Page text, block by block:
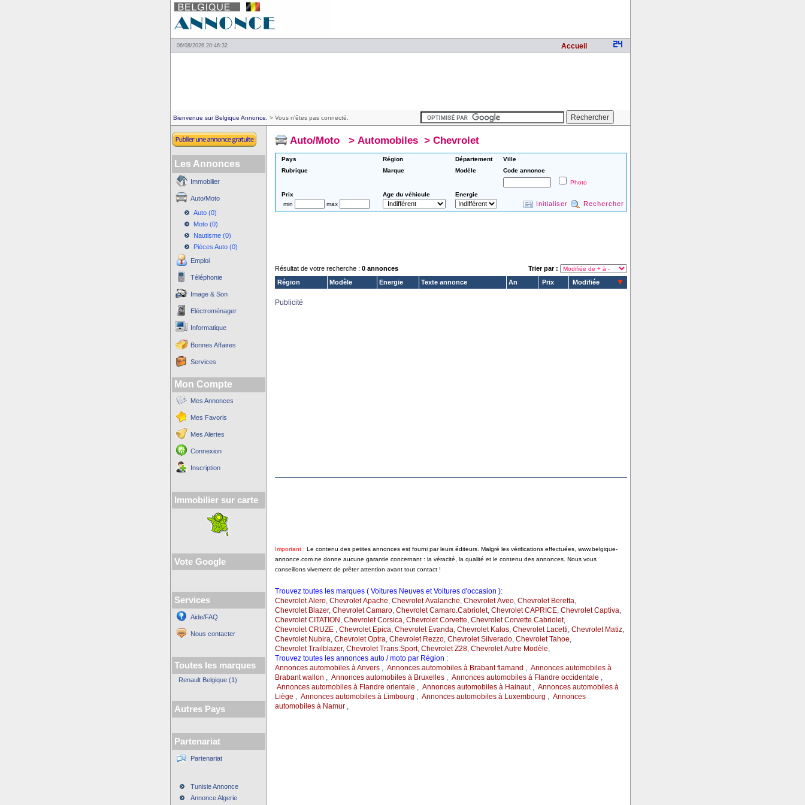
06/08/2026 20:46:32 Accueil
Bienvenue sur Belgique Annonce. > Vous n'êtes pas connecté.
Les Annonces
Immobilier
Auto/Moto
Auto (0)
Moto (0)
Nautisme (0)
Pièces Auto (0)
Emploi
Téléphonie
Image & Son
Eléctroménager
Informatique
Bonnes Affaires
Services
Mon Compte
Mes Annonces
Mes Favoris
Mes Alertes
Connexion
Inscription
Immobilier sur carte
Vote Google
Services
Aide/FAQ
Nous contacter
Toutes les marques
Renault Belgique (1)
Autres Pays
Partenariat
Partenariat
Tunisie Annonce
Annonce Algerie
Auto/Moto > Automobiles> Chevrolet
Pays Région Département
Ville
Rubrique
Marque Modèle
Code annonce
Photo
Prix
Age du véhicule
Energie
min
max Initialiser Rechercher
Résultat de votre recherche : 0 annonces
Trier par :
Région
Modèle Energie Texte annonce An Prix Modifiée
Publicité
Important : Le contenu des petites annonces est fourni par leurs éditeurs. Malgré les vérifications effectuées, www.belgique-
annonce.com ne donne aucune garantie concernant : la véracité, la qualité et le contenu des annonces. Nous vous
conseillons vivement de prêter attention avant tout contact !
Trouvez toutes les marques ( Voitures Neuves et Voitures d'occasion ):
Chevrolet Alero, Chevrolet Apache, Chevrolet Avalanche, Chevrolet Aveo, Chevrolet Beretta,
Chevrolet Blazer, Chevrolet Camaro, Chevrolet Camaro.Cabriolet, Chevrolet CAPRICE, Chevrolet Captiva,
Chevrolet CITATION , Chevrolet Corsica, Chevrolet Corvette, Chevrolet Corvette.Cabriolet,
Chevrolet CRUZE , Chevrolet Epica, Chevrolet Evanda, Chevrolet Kalos, Chevrolet Lacetti, Chevrolet Matiz,
Chevrolet Nubira, Chevrolet Optra, Chevrolet Rezzo, Chevrolet Silverado, Chevrolet Tahoe,
Chevrolet Trailblazer, Chevrolet Trans.Sport, Chevrolet Z28, Chevrolet Autre Modèle,
Trouvez toutes les annonces auto / moto par Région :
Annonces automobiles à Anvers, Annonces automobiles à Brabant flamand , Annonces automobiles à
Brabant wallon , Annonces automobiles à Bruxelles, Annonces automobiles à Flandre occidentale ,
Annonces automobiles à Flandre orientale , Annonces automobiles à Hainaut, Annonces automobiles à
Liège , Annonces automobiles à Limbourg , Annonces automobiles à Luxembourg , Annonces
automobiles à Namur,